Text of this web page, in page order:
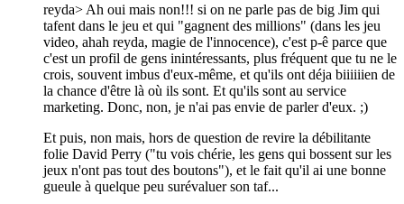
reyda> Ah oui mais non!!! si on ne parle pas de big Jim qui
tafent dans le jeu et qui "gagnent des millions" (dans les jeu
video, ahah reyda, magie de l'innocence), c'est p-ê parce que
c'est un profil de gens inintéressants, plus fréquent que tu ne le
crois, souvent imbus d'eux-même, et qu'ils ont déja biiiiiien de
la chance d'être là où ils sont. Et qu'ils sont au service
marketing. Donc, non, je n'ai pas envie de parler d'eux. ;)
Et puis, non mais, hors de question de revire la débilitante
folie David Perry ("tu vois chérie, les gens qui bossent sur les
jeux n'ont pas tout des boutons"), et le fait qu'il ai une bonne
gueule à quelque peu surévaluer son taf...